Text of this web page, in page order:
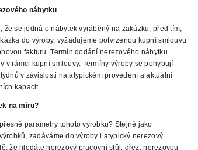
nábytku
že se jedná o nábytek vyráběný na zakázku, před tím,
do výroby, vyžadujeme potvrzenou kupní smlouvu
fakturu. Termín dodání nerezového nábytku
v rámci kupní smlouvy. Termíny výroby se pohybují
v závislosti na atypickém provedení a aktuální
kapacit.
na míru?
parametry tohoto výrobku? Stejně jako
zadáváme do výroby i atypický nerezový
že hledáte nerezový pracovní stůl, dřez, nerezovou